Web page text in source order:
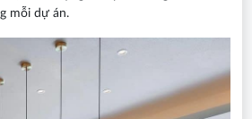
mỗi dự án.